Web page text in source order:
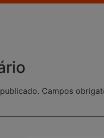
Campos